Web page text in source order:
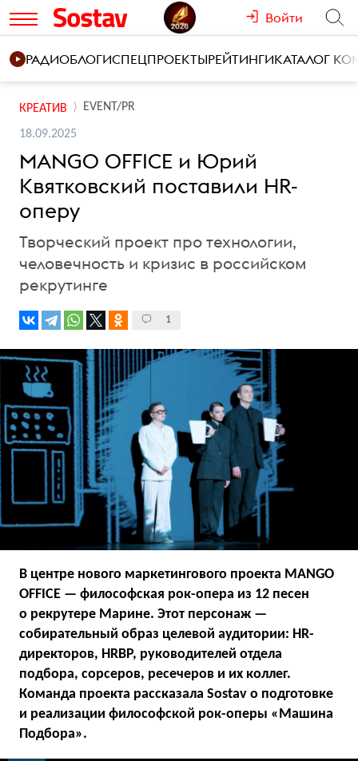
Войти
РАДИОБЛОГИСПЕЦПРОЕКТЫРЕЙТИНГИКАТАЛОГ
КРЕАТИВ EVENT/PR
18.09.2025
MANGO OFFICE и Юрий
Квятковский поставили HR-
оперу
Творческий проект про технологии,
человечность и кризис в российском
рекрутинге
1
В центре нового маркетингового проекта MANGO
OFFICE — философская рок-опера из 12 песен
о рекрутере Марине. Этот персонаж —
собирательный образ целевой аудитории: HR-
директоров, HRBP, руководителей отдела
подбора, сорсеров, ресечеров и их коллег.
Команда проекта рассказала Sostav о подготовке
и реализации философской рок-оперы «Машина
Подбора».